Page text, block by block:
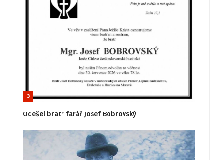
3
Odešel bratr farář Josef Bobrovský